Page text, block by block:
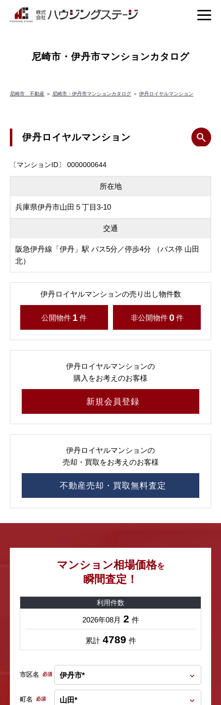
尼崎市・伊丹市マンションカタログ
尼崎市 不動産 ＞ 尼崎市・伊丹市マンションカタログ ＞ 伊丹ロイヤルマンション
伊丹ロイヤルマンション
〔マンションID〕 0000000644
所在地
兵庫県伊丹市山田５丁目3-10
交通
阪急伊丹線「伊丹」駅 バス5分／停歩4分 （バス停 山田
北）
伊丹ロイヤルマンションの売り出し物件数
公開物件 1 件 非公開物件 0 件
伊丹ロイヤルマンションの
購入をお考えのお客様
新規会員登録
伊丹ロイヤルマンションの
売却・買取をお考えのお客様
不動産売却・買取無料査定
マンション相場価格を
瞬間査定！
利用件数
2026年08月 2 件
累計 4789 件
市区名 必須
町名 必須